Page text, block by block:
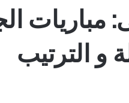
مباريات
و الترتيب